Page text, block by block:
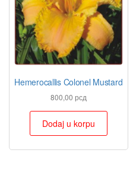
Hemerocallis Colonel Mustard
800,00 рсд
Dodaj u korpu